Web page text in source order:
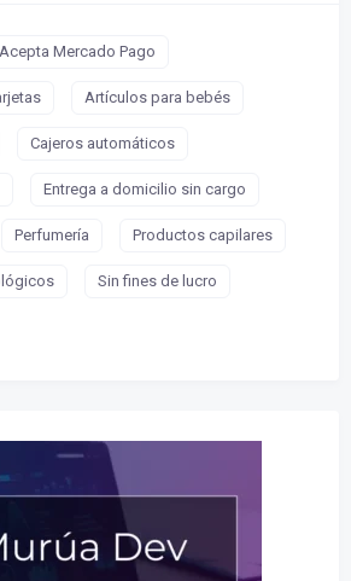
Acepta Mercado Pago
Artículos para bebés
Cajeros automáticos
Entrega a domicilio sin cargo
Perfumería Productos capilares
Sin fines de lucro